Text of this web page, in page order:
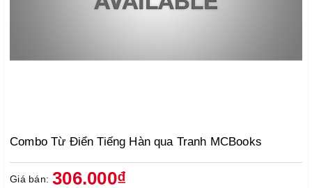
Combo Từ Điển Tiếng Hàn qua Tranh MCBooks
Giá bán: 306.000₫